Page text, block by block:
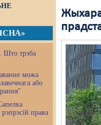
Што трэба
можа
або
права
Жыхара